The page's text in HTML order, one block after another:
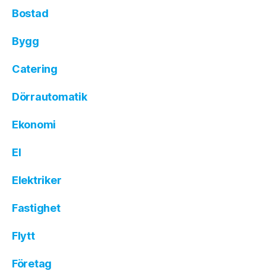
Bostad
Bygg
Catering
Dörrautomatik
Ekonomi
El
Elektriker
Fastighet
Flytt
Företag